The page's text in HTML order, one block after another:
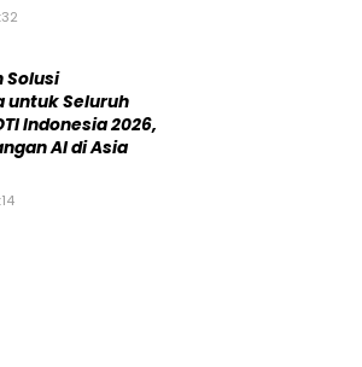
Solusi
untuk Seluruh
Indonesia 2026,
AI di Asia